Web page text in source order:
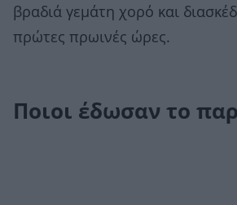
βραδιά γεμάτη χορό και
πρώτες πρωινές ώρες.
Ποιοι έδωσαν το